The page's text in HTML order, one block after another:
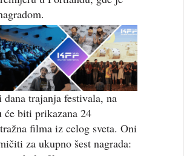
dana trajanja festivala, na
će biti prikazana 24
filma iz celog sveta. Oni
za ukupno šest nagrada: